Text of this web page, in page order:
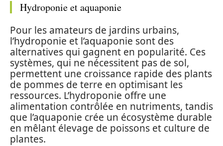
Hydroponie et aquaponie
Pour les amateurs de jardins urbains,
l’hydroponie et l’aquaponie sont des
alternatives qui gagnent en popularité. Ces
systèmes, qui ne nécessitent pas de sol,
permettent une croissance rapide des plants
de pommes de terre en optimisant les
ressources. L’hydroponie offre une
alimentation contrôlée en nutriments, tandis
que l’aquaponie crée un écosystème durable
en mêlant élevage de poissons et culture de
plantes.